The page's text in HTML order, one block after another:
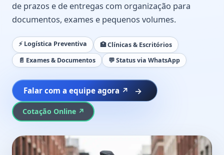
de prazos e de entregas com organização para
documentos, exames e pequenos volumes.
⚡ Logística Preventiva
🏥 Clínicas & Escritórios
📄 Exames & Documentos
💬 Status via WhatsApp
Falar com a equipe agora ↗
Cotação Online ↗